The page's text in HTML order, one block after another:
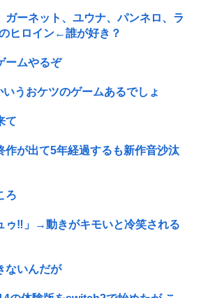
ガーネット、ユウナ、パンネロ、ラ
ヒロイン←誰が好き？
ームやるぞ
うおケツのゲームあるでしょ
て
作が出て5年経過するも新作音沙汰
ろ
ゥ‼️」→動きがキモいと冷笑される
ないんだが